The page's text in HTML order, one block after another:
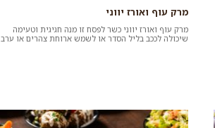
מרק עוף ואורז יווני
מרק עוף ואורז יווני כשר לפסח זו מנה חגיגית וטעימה
שיכולה לככב בליל הסדר או לשמש ארוחת צהרים או ערב